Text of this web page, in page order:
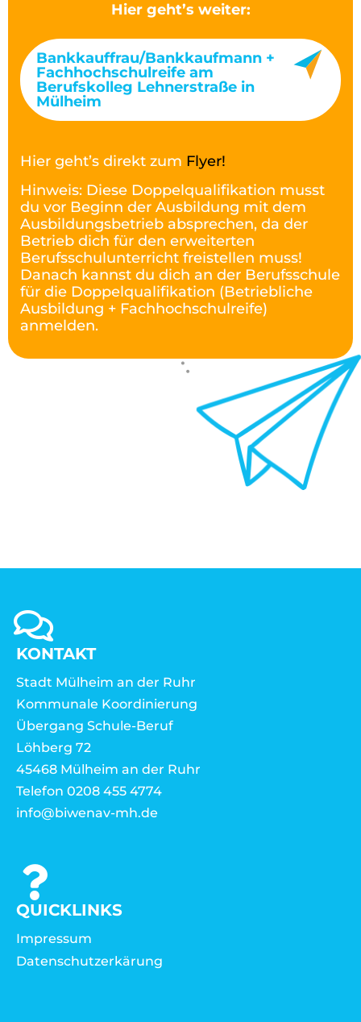
Hier geht’s weiter:
Bankkauffrau/Bankkaufmann +
Fachhochschulreife am
Berufskolleg Lehnerstraße in
Mülheim
Hier geht’s direkt zum Flyer!
Hinweis: Diese Doppelqualifikation musst
du vor Beginn der Ausbildung mit dem
Ausbildungsbetrieb absprechen, da der
Betrieb dich für den erweiterten
Berufsschulunterricht freistellen muss!
Danach kannst du dich an der Berufsschule
für die Doppelqualifikation (Betriebliche
Ausbildung + Fachhochschulreife)
anmelden.
KONTAKT
Stadt Mülheim an der Ruhr
Kommunale Koordinierung
Übergang Schule-Beruf
Löhberg 72
45468 Mülheim an der Ruhr
Telefon 0208 455 4774
info@biwenav-mh.de
QUICKLINKS
Impressum
Datenschutzerkärung